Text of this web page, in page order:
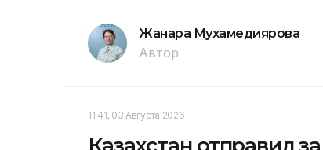
Жанара Мухамедиярова
Автор
11:41, 03 Августа 2026